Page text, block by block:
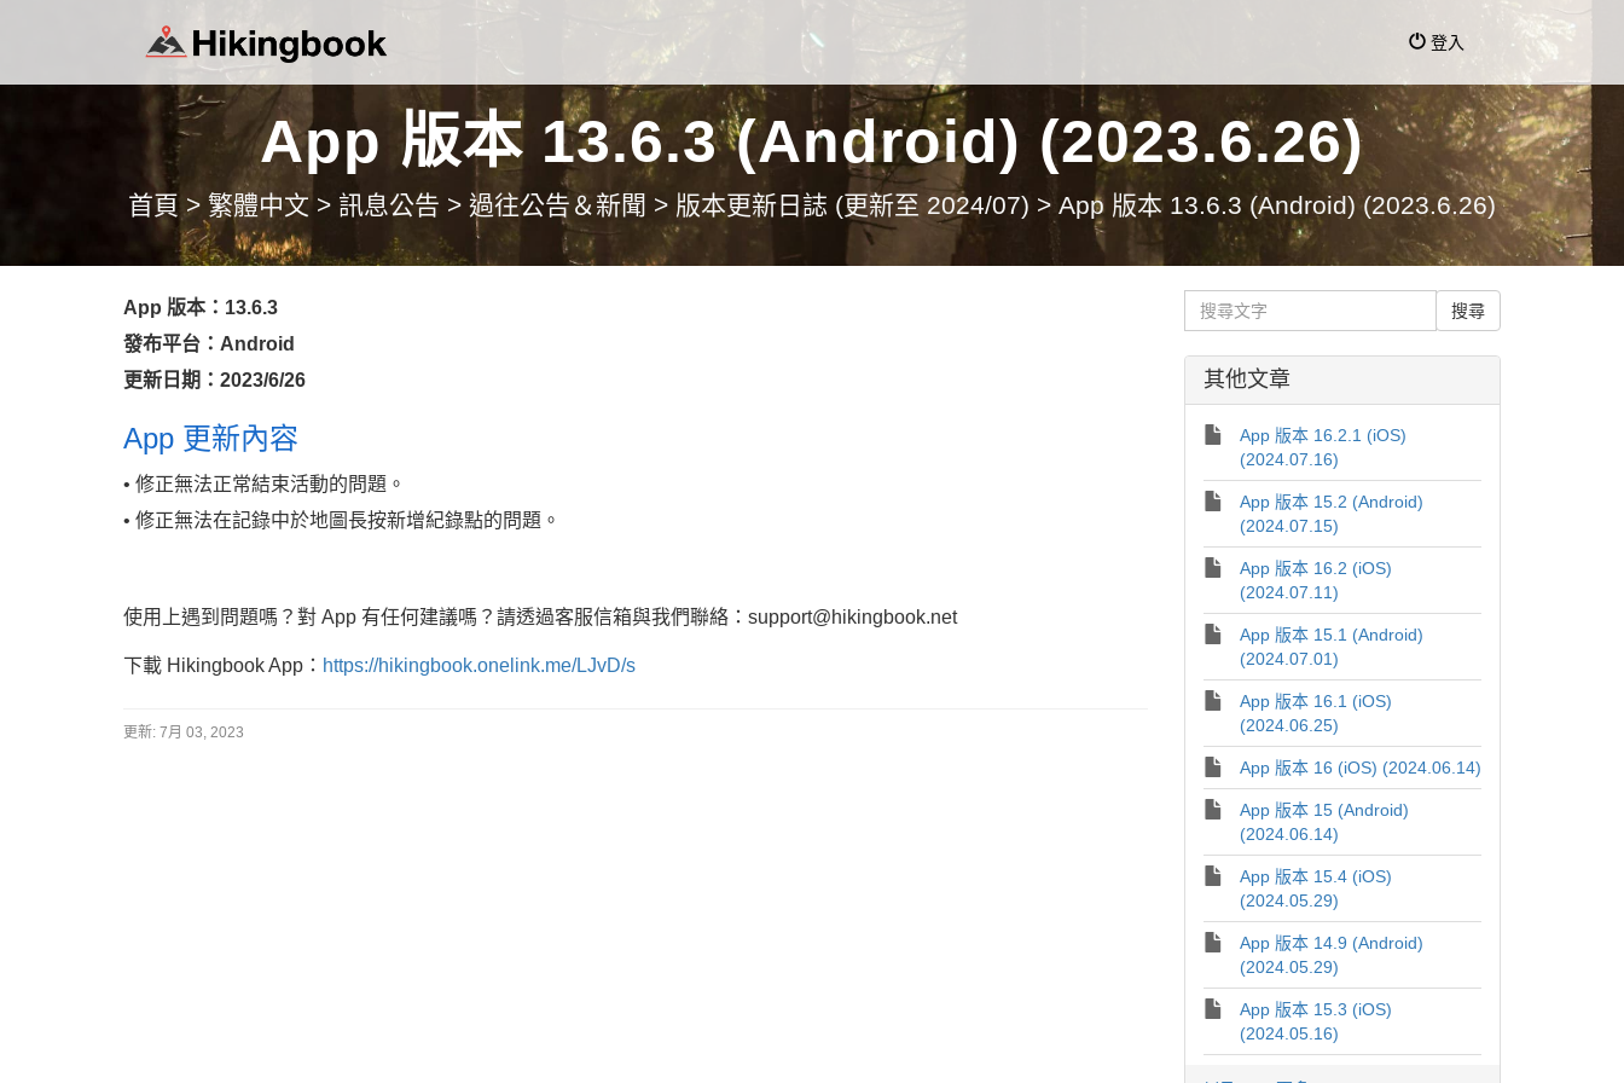
登入
App 版本 13.6.3 (Android) (2023.6.26)
首頁 > 繁體中文 > 訊息公告 > 過往公告＆新聞 > 版本更新日誌 (更新至 2024/07) > App 版本 13.6.3 (Android) (2023.6.26)
App 版本：13.6.3
發布平台：Android
更新日期：2023/6/26
App 更新內容
• 修正無法正常結束活動的問題。
• 修正無法在記錄中於地圖長按新增紀錄點的問題。
使用上遇到問題嗎？對 App 有任何建議嗎？請透過客服信箱與我們聯絡：support@hikingbook.net
下載 Hikingbook App： https://hikingbook.onelink.me/LJvD/s
更新: 7月 03, 2023
其他文章
App 版本 16.2.1 (iOS)
(2024.07.16)
App 版本 15.2 (Android)
(2024.07.15)
App 版本 16.2 (iOS)
(2024.07.11)
App 版本 15.1 (Android)
(2024.07.01)
App 版本 16.1 (iOS)
(2024.06.25)
App 版本 16 (iOS) (2024.06.14)
App 版本 15 (Android)
(2024.06.14)
App 版本 15.4 (iOS)
(2024.05.29)
App 版本 14.9 (Android)
(2024.05.29)
App 版本 15.3 (iOS)
(2024.05.16)